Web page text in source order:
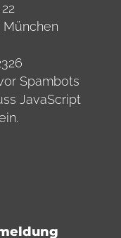
München
Spambots
JavaScript